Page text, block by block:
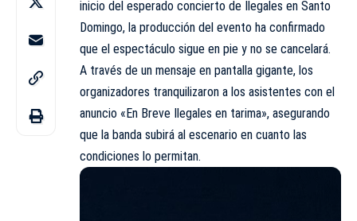
inicio del esperado concierto de Ilegales en Santo
Domingo, la producción del evento ha confirmado
que el espectáculo sigue en pie y no se cancelará.
A través de un mensaje en pantalla gigante, los
organizadores tranquilizaron a los asistentes con el
anuncio «En Breve Ilegales en tarima», asegurando
que la banda subirá al escenario en cuanto las
condiciones lo permitan.